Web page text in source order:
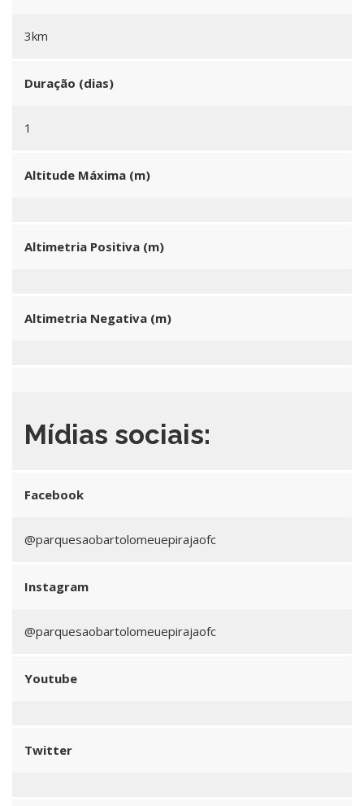
3km
Duração (dias)
1
Altitude Máxima (m)
Altimetria Positiva (m)
Altimetria Negativa (m)
Mídias sociais:
Facebook
@parquesaobartolomeuepirajaofc
Instagram
@parquesaobartolomeuepirajaofc
Youtube
Twitter